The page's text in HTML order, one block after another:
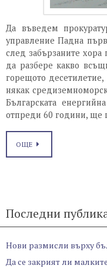
Да въведем
управление Падна
след забързаните хора
да разбере какво
горещото
някак
Българската
отпреди 60 години, ще
ОЩЕ
Последни
Нови размисли върху
Да се закрият ли